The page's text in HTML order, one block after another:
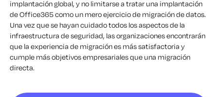
implantación global, y no limitarse a tratar una implantación
de Office365 como un mero ejercicio de migración de datos.
Una vez que se hayan cuidado todos los aspectos de la
infraestructura de seguridad, las organizaciones encontrarán
que la experiencia de migración es más satisfactoria y
cumple más objetivos empresariales que una migración
directa.